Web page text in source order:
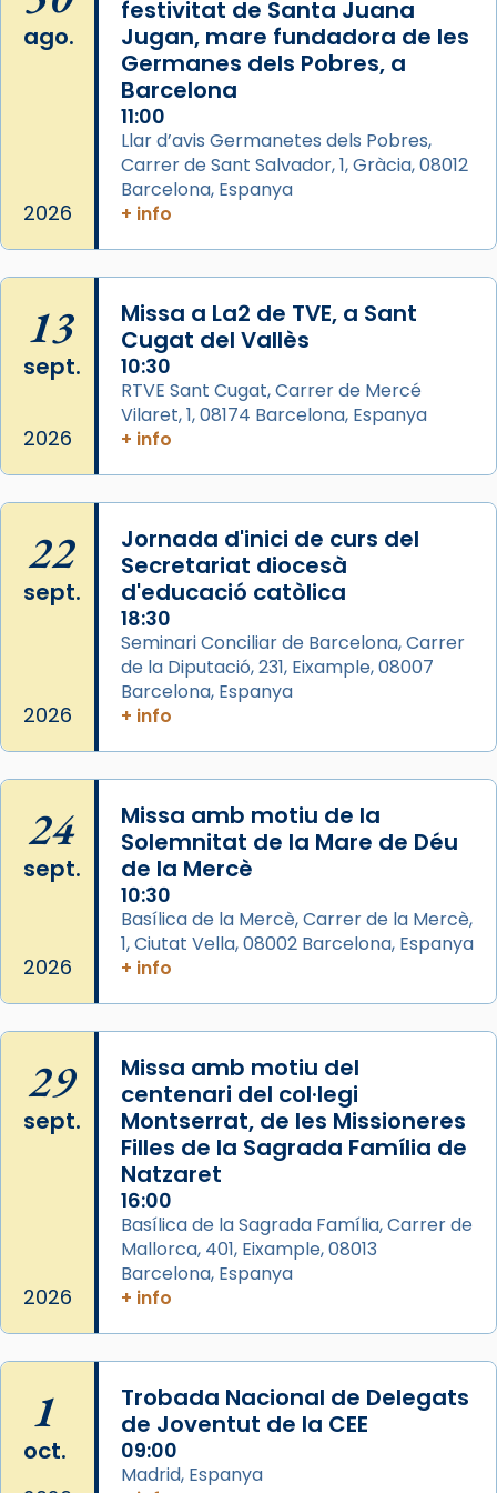
2 weeks ago
Aquest dilluns, 27 de juliol, ha tingut lloc la
missa d’acció de gràcies en agraïment al
comitè organitzador de la visita apostòlica
del Sant Pare Lleó XIV a Barcelona, i als
col·laboradors, a la Catedral de Barcelona.
L’arquebisbe de Barcelona, el cardenal Joan
Josep Omella, ha presidit la missa i l’ha
concelebrat el bisbe auxiliar de Barcelona,
Mons. David Abadías.
📸 Dr. G. Simón
View on Facebook · Share
Arquebisbat de Barcelona
Memòria de les santes Juliana i
Semproniana, verges i màrtirs.
Acompanyant la història de sant Cugat, a
partir de l’Edat Mitjana sorgeix la tradició
que les santes Juliana (“relatiu a Júlia”) i
Semproniana (“relatiu a Semprònia =
eterna”) són deixebles seves. I l’any 1667, el
frare Joan Gaspar Roig, afirma en una obra
Foto
View on Facebook · Share
ago.
2026
festivitat de Santa Juana
Jugan, mare fundadora de les
Germanes dels Pobres, a
Barcelona
11:00
Llar d’avis Germanetes dels Pobres,
Carrer de Sant Salvador, 1, Gràcia, 08012
Barcelona, Espanya
+ info
13
sept.
2026
Missa a La2 de TVE, a Sant
Cugat del Vallès
10:30
RTVE Sant Cugat, Carrer de Mercé
Vilaret, 1, 08174 Barcelona, Espanya
+ info
22
sept.
2026
Jornada d'inici de curs del
Secretariat diocesà
d'educació catòlica
18:30
Seminari Conciliar de Barcelona, Carrer
de la Diputació, 231, Eixample, 08007
Barcelona, Espanya
+ info
24
sept.
2026
Missa amb motiu de la
Solemnitat de la Mare de Déu
de la Mercè
10:30
Basílica de la Mercè, Carrer de la Mercè,
1, Ciutat Vella, 08002 Barcelona, Espanya
+ info
29
sept.
2026
Missa amb motiu del
centenari del col·legi
Montserrat, de les Missioneres
Filles de la Sagrada Família de
Natzaret
16:00
Basílica de la Sagrada Família, Carrer de
Mallorca, 401, Eixample, 08013
Barcelona, Espanya
+ info
1
oct.
Trobada Nacional de Delegats
de Joventut de la CEE
09:00
Madrid, Espanya